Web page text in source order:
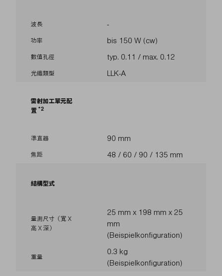
波長 -
功率 bis 150 W (cw)
數值孔徑 typ. 0.11 / max. 0.12
光纖類型 LLK-A
雷射加工單元配
置
2
準直器 90 mm
焦距 48 / 60 / 90 / 135 mm
結構型式
量測尺寸（寬 X
高 X 深）
25 mm x 198 mm x 25
mm
(Beispielkonfiguration)
重量
0.3 kg
(Beispielkonfiguration)